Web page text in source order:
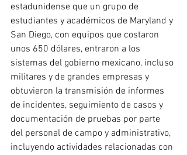
estadunidense que un grupo de
estudiantes y académicos de Maryland y
San Diego, con equipos que costaron
unos 650 dólares, entraron a los
sistemas del gobierno mexicano, incluso
militares y de grandes empresas y
obtuvieron la transmisión de informes
de incidentes, seguimiento de casos y
documentación de pruebas por parte
del personal de campo y administrativo,
incluyendo actividades relacionadas con